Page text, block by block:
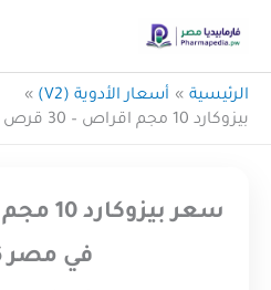
المحتوى
الرئيسية
أسعار الأدوية (V2)
بيزوكارد 10 مجم اقراص – 30 قرص
في مصر 2026